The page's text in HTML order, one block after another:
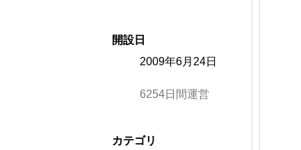
開設日
2009年6月24日
6254日間運営
カテゴリ